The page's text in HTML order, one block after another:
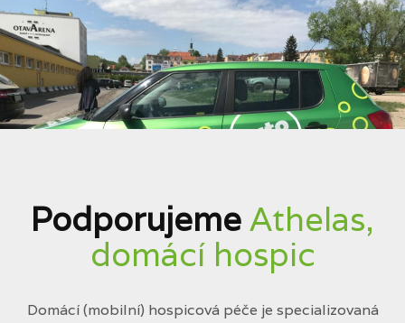
PodporujemeAthelas,
domácí hospic
Domácí (mobilní) hospicová péče je specializovaná